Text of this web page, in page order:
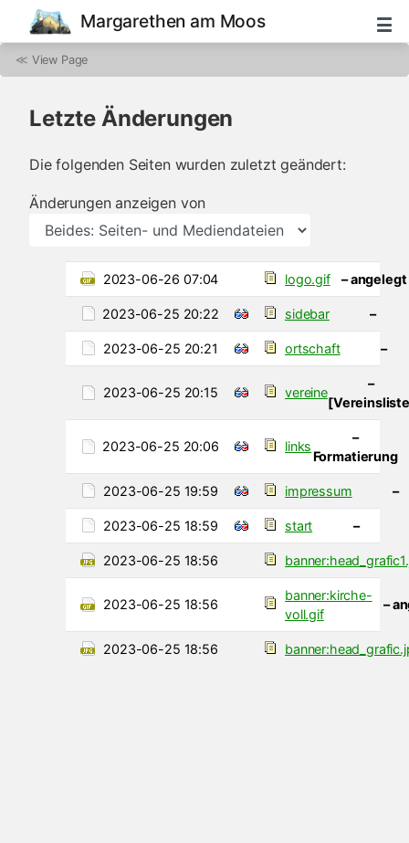
Margarethen am Moos
≪ View Page
Letzte Änderungen
Die folgenden Seiten wurden zuletzt geändert:
Änderungen anzeigen von
2023-06-26 07:04 logo.gif – angelegt
2023-06-25 20:22 sidebar –
2023-06-25 20:21 ortschaft –
2023-06-25 20:15 vereine
–
2023-06-25 20:06 links
–
Formatierung
2023-06-25 19:59 impressum –
2023-06-25 18:59 start –
2023-06-25 18:56
2023-06-25 18:56
banner:kirche-
voll.gif
–
2023-06-25 18:56